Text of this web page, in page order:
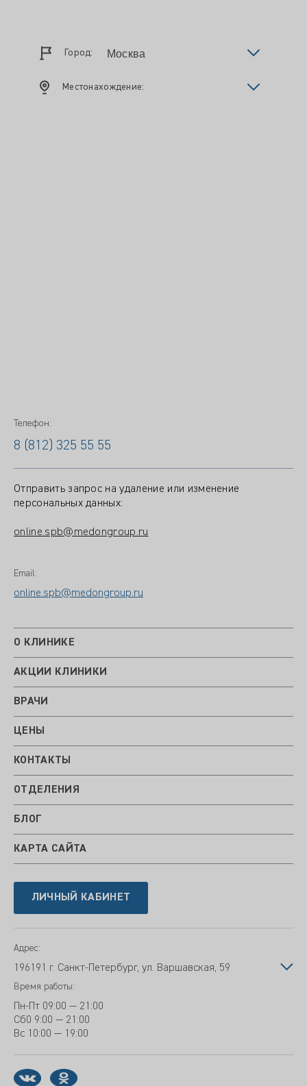
Город:
Местонахождение:
Телефон:
8 (812) 325 55 55
Отправить запрос на удаление или изменение
персональных данных:
online.spb@medongroup.ru
Email:
online.spb@medongroup.ru
О КЛИНИКЕ
АКЦИИ КЛИНИКИ
ВРАЧИ
ЦЕНЫ
КОНТАКТЫ
ОТДЕЛЕНИЯ
БЛОГ
КАРТА САЙТА
ЛИЧНЫЙ КАБИНЕТ
Адрес:
196191 г. Санкт-Петербург, ул. Варшавская, 59
Время работы:
Пн-Пт 09:00 — 21:00
Сб0 9:00 — 21:00
Вс 10:00 — 19:00